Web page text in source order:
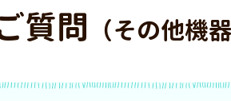
質問 （その他機